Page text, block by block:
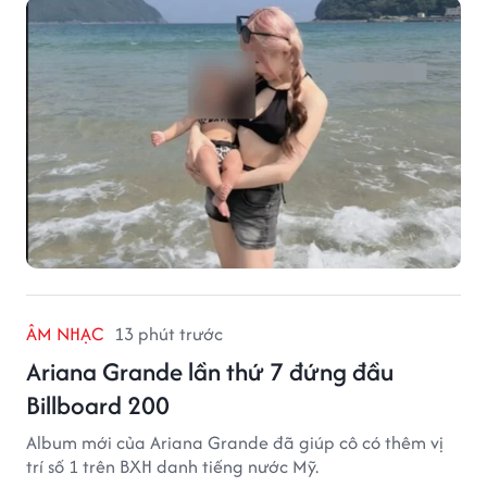
ÂM NHẠC 13 phút trước
Ariana Grande lần thứ 7 đứng đầu
Billboard 200
Album mới của Ariana Grande đã giúp cô có thêm vị
trí số 1 trên BXH danh tiếng nước Mỹ.